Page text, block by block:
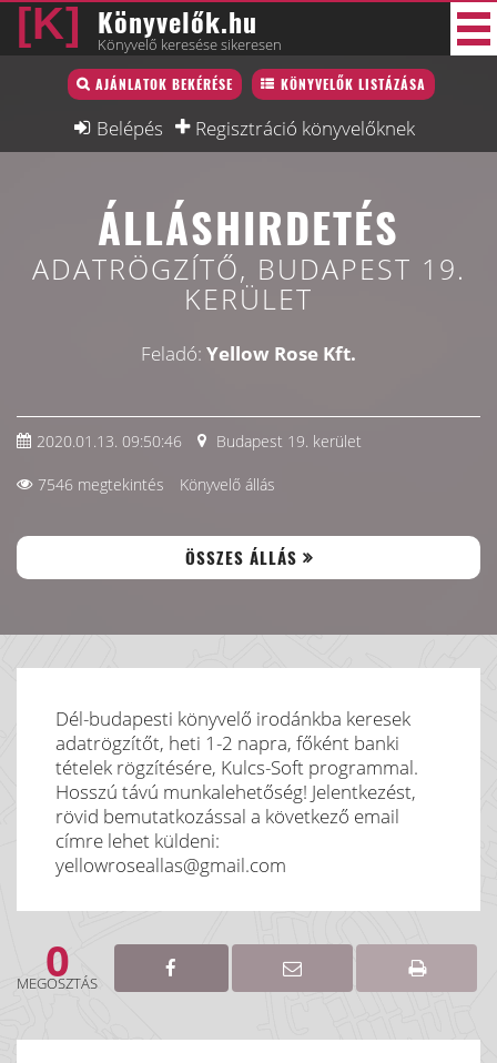
Könyvelők.hu
Könyvelő keresése sikeresen
AJÁNLATOK BEKÉRÉSE KÖNYVELŐK LISTÁZÁSA
Belépés Regisztráció könyvelőknek
Könyvelő lista
Könyvelési munkák
Blog
ÁLLÁSHIRDETÉS
ADATRÖGZÍTŐ, BUDAPEST 19.
KERÜLET
Feladó: Yellow Rose Kft.
2020.01.13. 09:50:46 Budapest 19. kerület
7546 megtekintés Könyvelő állás
ÖSSZES ÁLLÁS
Dél-budapesti könyvelő irodánkba keresek
adatrögzítőt, heti 1-2 napra, főként banki
tételek rögzítésére, Kulcs-Soft programmal.
Hosszú távú munkalehetőség! Jelentkezést,
rövid bemutatkozással a következő email
címre lehet küldeni:
yellowroseallas@gmail.com
0
MEGOSZTÁS